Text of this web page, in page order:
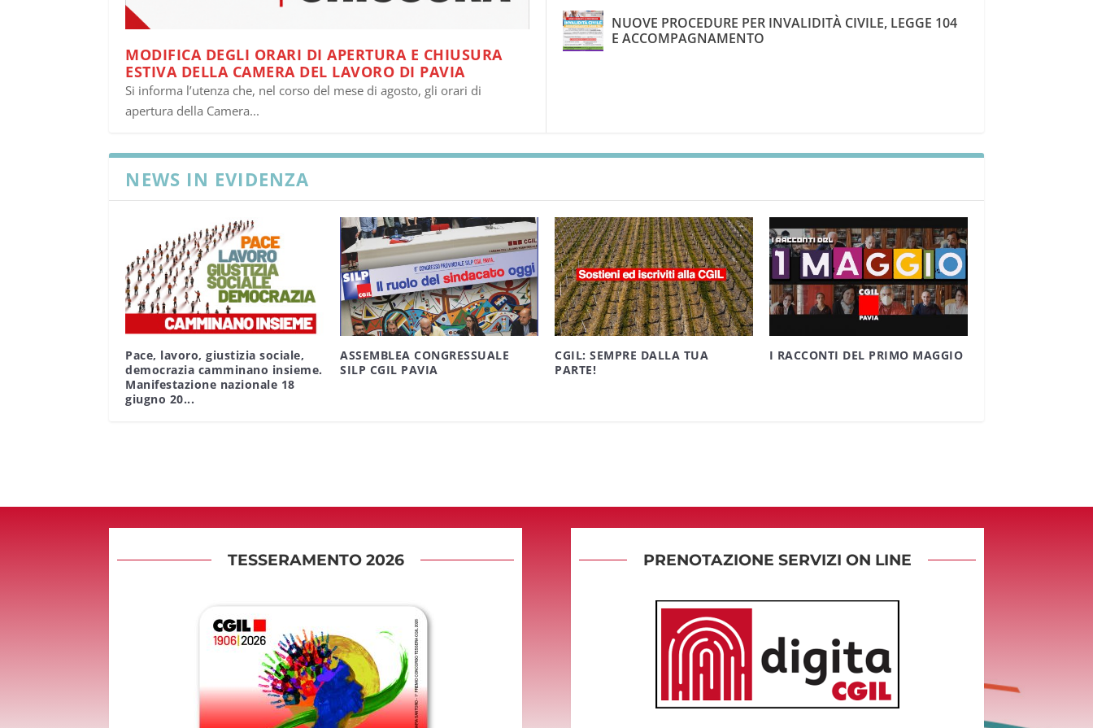
MODIFICA DEGLI ORARI DI APERTURA E CHIUSURA
ESTIVA DELLA CAMERA DEL LAVORO DI PAVIA
Si informa l’utenza che, nel corso del mese di agosto, gli orari di
apertura della Camera...
NUOVE PROCEDURE PER INVALIDITÀ CIVILE, LEGGE 104
E ACCOMPAGNAMENTO
NEWS IN EVIDENZA
Pace, lavoro, giustizia sociale,
democrazia camminano insieme.
Manifestazione nazionale 18
giugno 20...
ASSEMBLEA CONGRESSUALE
SILP CGIL PAVIA
CGIL: SEMPRE DALLA TUA
PARTE!
I RACCONTI DEL PRIMO MAGGIO
TESSERAMENTO 2026 PRENOTAZIONE SERVIZI ON LINE